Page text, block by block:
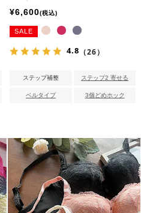
¥6,600 税込
SALE
4.8 （26）
ステップ補整 ステップ2 寄せる
ベルタイプ 3個どめホック